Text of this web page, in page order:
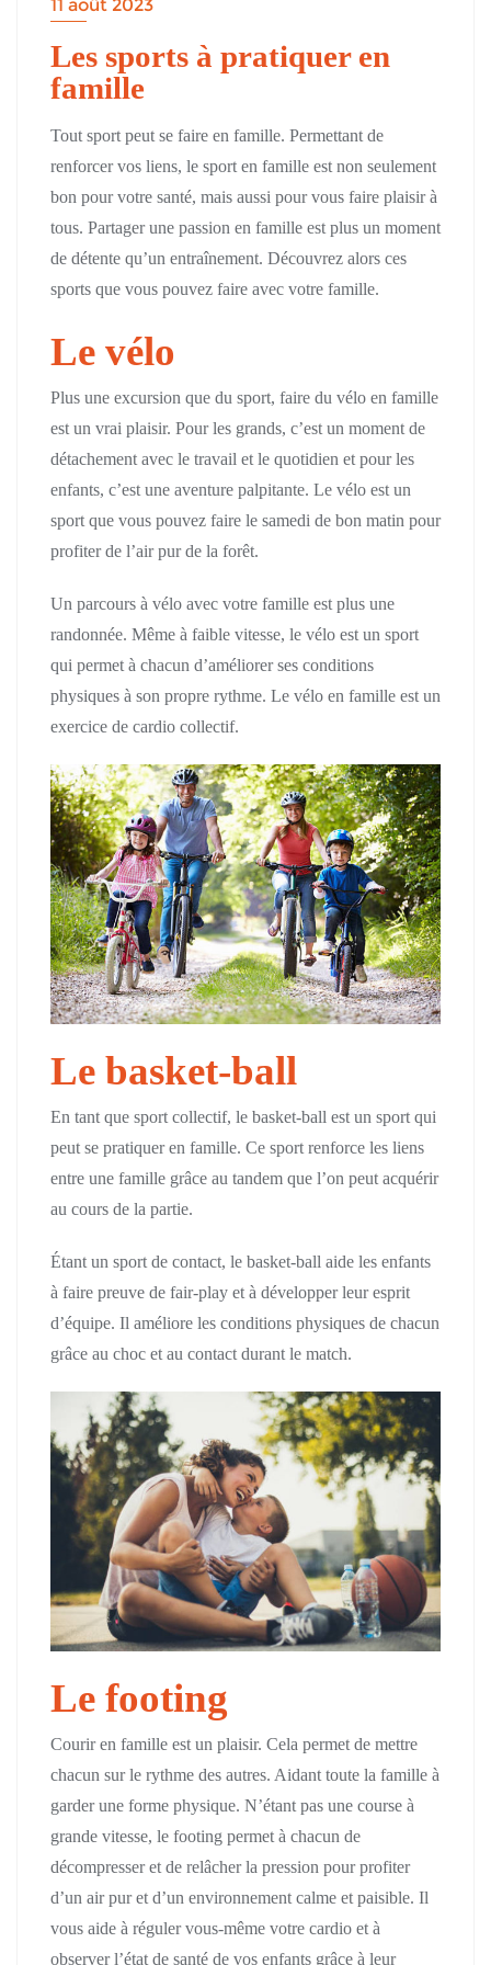
11 août 2023
Les sports à pratiquer en
famille
Tout sport peut se faire en famille. Permettant de
renforcer vos liens, le sport en famille est non seulement
bon pour votre santé, mais aussi pour vous faire plaisir à
tous. Partager une passion en famille est plus un moment
de détente qu’un entraînement. Découvrez alors ces
sports que vous pouvez faire avec votre famille.
Le vélo
Plus une excursion que du sport, faire du vélo en famille
est un vrai plaisir. Pour les grands, c’est un moment de
détachement avec le travail et le quotidien et pour les
enfants, c’est une aventure palpitante. Le vélo est un
sport que vous pouvez faire le samedi de bon matin pour
profiter de l’air pur de la forêt.
Un parcours à vélo avec votre famille est plus une
randonnée. Même à faible vitesse, le vélo est un sport
qui permet à chacun d’améliorer ses conditions
physiques à son propre rythme. Le vélo en famille est un
exercice de cardio collectif.
Le basket-ball
En tant que sport collectif, le basket-ball est un sport qui
peut se pratiquer en famille. Ce sport renforce les liens
entre une famille grâce au tandem que l’on peut acquérir
au cours de la partie.
Étant un sport de contact, le basket-ball aide les enfants
à faire preuve de fair-play et à développer leur esprit
d’équipe. Il améliore les conditions physiques de chacun
grâce au choc et au contact durant le match.
Le footing
Courir en famille est un plaisir. Cela permet de mettre
chacun sur le rythme des autres. Aidant toute la famille à
garder une forme physique. N’étant pas une course à
grande vitesse, le footing permet à chacun de
décompresser et de relâcher la pression pour profiter
d’un air pur et d’un environnement calme et paisible. Il
vous aide à réguler vous-même votre cardio et à
observer l’état de santé de vos enfants grâce à leur